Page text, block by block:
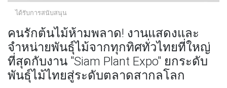
ได้รับการสนับสนุน
คนรักต้นไม้ห้ามพลาด! งานแสดงและ
จำหน่ายพันธุ์ไม้จากทุกทิศทั่วไทยที่ใหญ่
ที่สุดกับงาน "Siam Plant Expo" ยกระดับ
พันธ์ุไม้ไทยสู่ระดับตลาดสากลโลก